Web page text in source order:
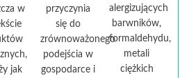
w
jak
przyczynia
się do
zrównoważonego
podejścia w
gospodarce i
alergizujących
barwników,
formaldehydu,
metali
ciężkich